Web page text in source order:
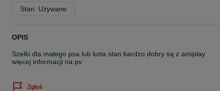
Stan: Używane
OPIS
Szelki dla małego psa lub kota stan bardzo dobry są z amiplay
więcej informacji na pv
Zgłoś